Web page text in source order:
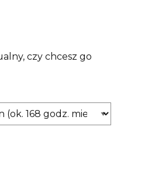
czy chcesz go